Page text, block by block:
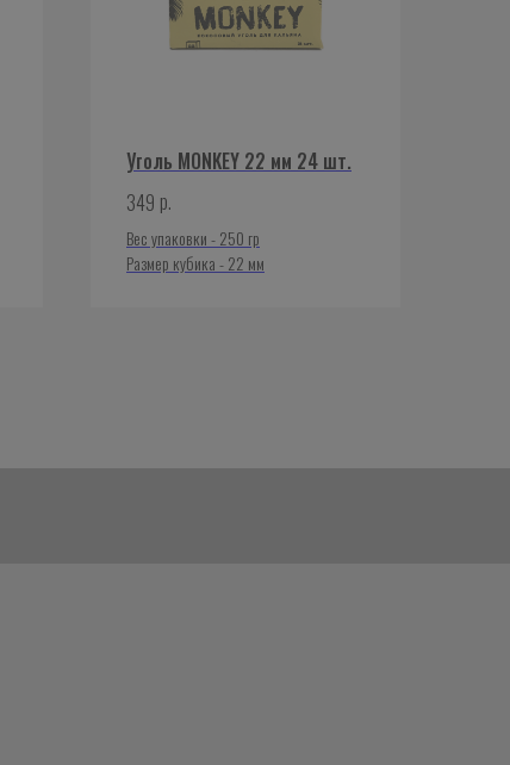
Уголь MONKEY 22 мм 24 шт.
349 р.
Вес упаковки - 250 гр
Размер кубика - 22 мм